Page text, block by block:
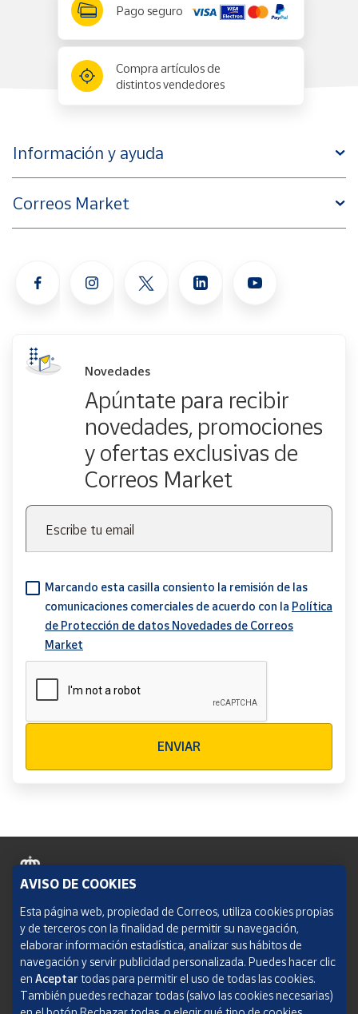
Pago seguro
Compra artículos de
distintos vendedores
Información y ayuda
Correos Market
Novedades
Apúntate para recibir
novedades, promociones
y ofertas exclusivas de
Correos Market
Escribe tu email
Marcando esta casilla consiento la remisión de las
comunicaciones comerciales de acuerdo con la Política
de Protección de datos Novedades de Correos
Market
ENVIAR
Política de cookies
Aviso legal
Condiciones del servicio
Política de Privacidad Web
AVISO DE COOKIES
Esta página web, propiedad de Correos, utiliza cookies propias
y de terceros con la finalidad de permitir su navegación,
elaborar información estadística, analizar sus hábitos de
navegación y servir publicidad personalizada. Puedes hacer clic
en Aceptar todas para permitir el uso de todas las cookies.
También puedes rechazar todas (salvo las cookies necesarias)